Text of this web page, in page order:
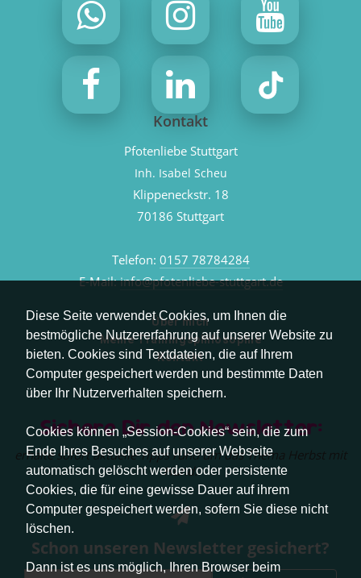
Diese Seite verwendet Cookies, um Ihnen die
bestmögliche Nutzererfahrung auf unserer Website zu
bieten. Cookies sind Textdateien, die auf Ihrem
Computer gespeichert werden und bestimmte Daten
über Ihr Nutzerverhalten speichern.
Cookies können „Session-Cookies“ sein, die zum
Ende Ihres Besuches auf unserer Webseite
automatisch gelöscht werden oder persistente
Cookies, die für eine gewisse Dauer auf ihrem
Computer gespeichert werden, sofern Sie diese nicht
löschen.
Dann ist es uns möglich, Ihren Browser beim
Kontakt
Pfotenliebe Stuttgart
Inh. Isabel Scheu
Klippeneckstr. 18
70186 Stuttgart
Telefon: 0157 78784284
E-Mail:info@pfotenliebe-stuttgart.de
Über mich
Meine Trainingsphilosophie
Kontakt
Sichere Dir den Newsletter:
erhalte sofort aktuelle Tipps rund um das Thema Herbst mit
Hund.
Schon unseren Newsletter gesichert?